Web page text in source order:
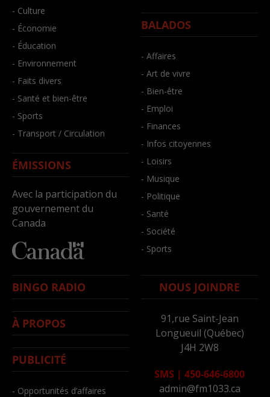
- Culture
- Économie
- Éducation
- Environnement
- Faits divers
- Santé et bien-être
- Sports
- Transport / Circulation
ÉMISSIONS
Avec la participation du
gouvernement du
Canada
BALADOS
- Affaires
- Art de vivre
- Bien-être
- Emploi
- Finances
- Infos citoyennes
- Loisirs
- Musique
- Politique
- Santé
- Société
- Sports
BINGO RADIO
À PROPOS
PUBLICITÉ
- Opportunités d’affaires
NOUS JOINDRE
91,rue Saint-Jean
Longueuil (Québec)
J4H 2W8
SMS | 450-646-6800
admin@fm1033.ca